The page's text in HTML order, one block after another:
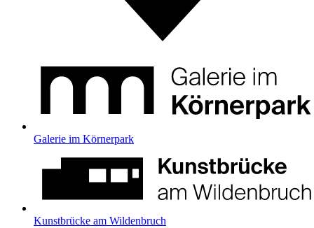
Galerie im Körnerpark
Kunstbrücke am Wildenbruch